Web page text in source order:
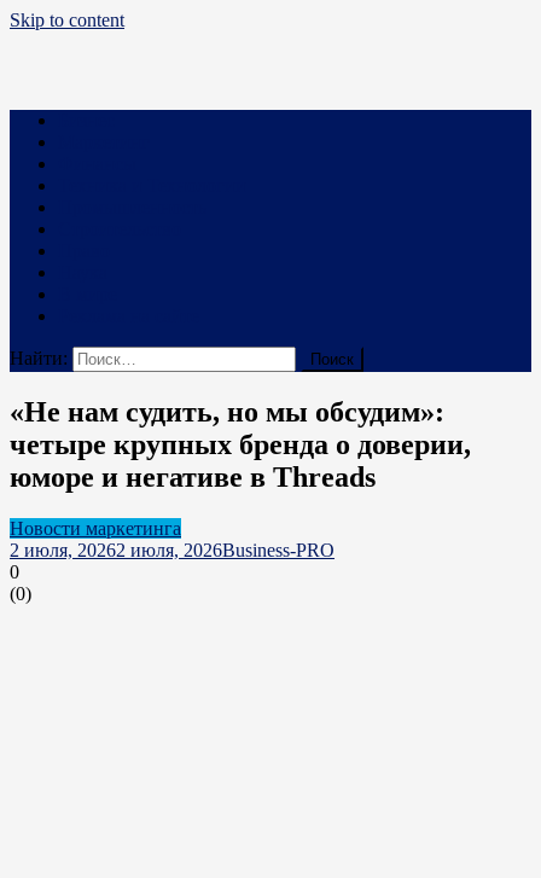
Skip to content
Business PRO
Новости про бизнес и не только
Найти:
«Не нам судить, но мы обсудим»:
четыре крупных бренда о доверии,
юморе и негативе в Threads
Новости маркетинга
2 июля, 20262 июля, 2026Business-PRO
0
(0)